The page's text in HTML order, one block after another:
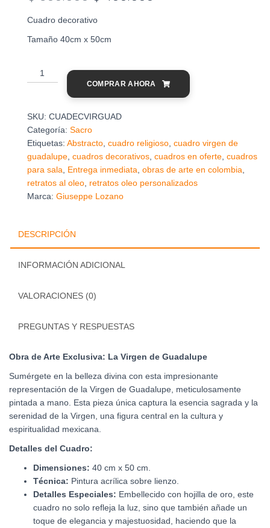
precio
original
$ 500.000.$ 400.000.
Cuadro decorativo
Tamaño 40cm x 50cm
Cuadro
Decorativo
Guadalupe
cantidad
COMPRAR AHORA
SKU: CUADECVIRGUAD
Categoría: Sacro
Etiquetas: Abstracto cuadro religioso cuadro virgen de
guadalupe cuadros decorativos cuadros en oferte cuadros
para sala
Entrega inmediata obras de arte en colombia
retratos al oleo retratos oleo personalizados
Marca: Giuseppe Lozano
DESCRIPCIÓN
INFORMACIÓN ADICIONAL
VALORACIONES (0)
PREGUNTAS Y RESPUESTAS
Obra de Arte Exclusiva: La Virgen de Guadalupe
Sumérgete en la belleza divina con esta impresionante
representación de la Virgen de Guadalupe, meticulosamente
pintada a mano. Esta pieza única captura la esencia sagrada y la
serenidad de la Virgen, una figura central en la cultura y
espiritualidad mexicana.
Detalles del Cuadro:
Dimensiones: 40 cm x 50 cm.
Técnica: Pintura acrílica sobre lienzo.
Detalles Especiales: Embellecido con hojilla de oro, este
cuadro no solo refleja la luz, sino que también añade un
toque de elegancia y majestuosidad, haciendo que la